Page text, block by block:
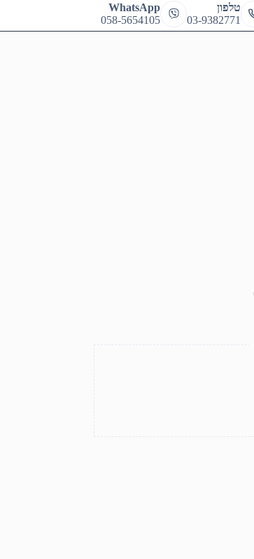
טלפון
03-9382771
WhatsApp
058-5654105